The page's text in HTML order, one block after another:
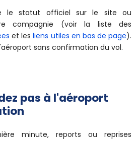
le statut officiel sur le site ou
compagnie (voir la liste des
et lesliens utiles en bas de page).
sans confirmation du vol.
pas à l'aéroport
minute, reports ou reprises